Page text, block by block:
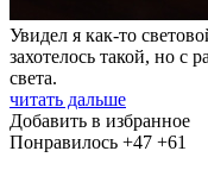
Увидел я как-то
захотелось такой, но с
света.
читать дальше
Добавить в избранное
Понравилось +47 +61